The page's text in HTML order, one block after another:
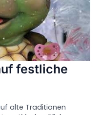
festliche
alte Traditionen